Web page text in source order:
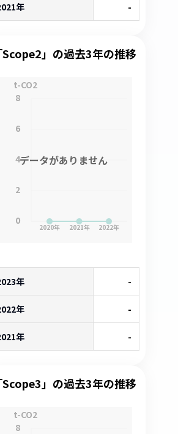
年 -
Scope2」の過去3年の推移
2020年 2021年 2022年
0
2
4
6
8
t-CO2
データがありません
年 -
年 -
年 -
Scope3」の過去3年の推移
8
t-CO2